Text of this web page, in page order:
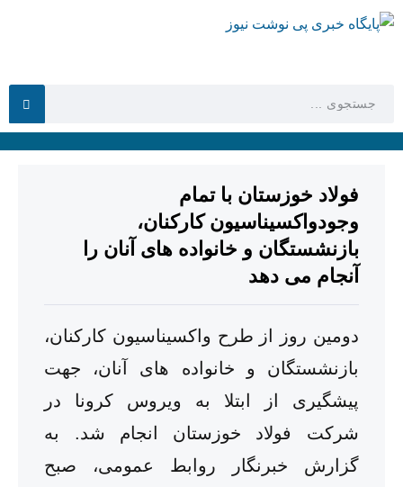
فولاد خوزستان با تمام
وجودواکسیناسیون کارکنان،
بازنشستگان و خانواده های آنان را
آنجام می دهد
دومین روز از طرح واکسیناسیون کارکنان،
بازنشستگان و خانواده های آنان، جهت
پیشگیری از ابتلا به ویروس کرونا در
شرکت فولاد خوزستان انجام شد. به
گزارش خبرنگار روابط عمومی، صبح